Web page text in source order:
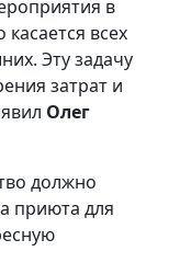
в
всех
Эту задачу
затрат и
Олег
должно
приюта для